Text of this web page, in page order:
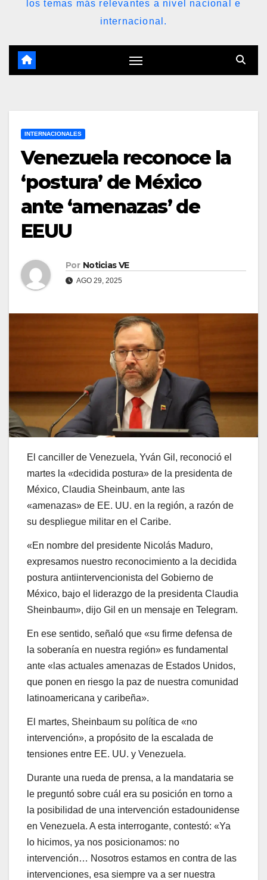
los temas más relevantes a nivel nacional e
internacional.
INTERNACIONALES
Venezuela reconoce la
‘postura’ de México
ante ‘amenazas’ de
EEUU
Por Noticias VE
AGO 29, 2025
El canciller de Venezuela, Yván Gil, reconoció el
martes la «decidida postura» de la presidenta de
México, Claudia Sheinbaum, ante las
«amenazas» de EE. UU. en la región, a razón de
su despliegue militar en el Caribe.
«En nombre del presidente Nicolás Maduro,
expresamos nuestro reconocimiento a la decidida
postura antiintervencionista del Gobierno de
México, bajo el liderazgo de la presidenta Claudia
Sheinbaum», dijo Gil en un mensaje en Telegram.
En ese sentido, señaló que «su firme defensa de
la soberanía en nuestra región» es fundamental
ante «las actuales amenazas de Estados Unidos,
que ponen en riesgo la paz de nuestra comunidad
latinoamericana y caribeña».
El martes, Sheinbaum su política de «no
intervención», a propósito de la escalada de
tensiones entre EE. UU. y Venezuela.
Durante una rueda de prensa, a la mandataria se
le preguntó sobre cuál era su posición en torno a
la posibilidad de una intervención estadounidense
en Venezuela. A esta interrogante, contestó: «Ya
lo hicimos, ya nos posicionamos: no
intervención… Nosotros estamos en contra de las
intervenciones, esa siempre va a ser nuestra